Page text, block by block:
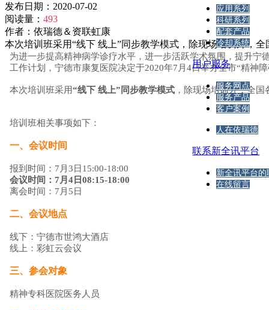
应用系列
科研系列
配套产品
冷却系统
用户服务
服务网点
服务产品
客户案例
人在依瑞德
联系新全讯平台
新全讯平台的
在线留言
发布日期： 2020-07-02
阅读量： 493
作者： 依瑞德＆资联虹康
本次培训班采用“线下 线上”同步教学模式，除现场培训外，
为进一步提高精神病学诊疗水平，进一步活跃学术氛围，提升宁
工作计划，宁德市康复医院决定于2020年7月4日举办全市“精神
本次培训班采用“线下 线上”同步教学模式 ，除现场培训外，全
培训班相关事项如下：
一、会议时间
报到时间： 7月3日15:00-18:00
会议时间：7月4日08:15-18:00
离会时间：7月5日
二、会议地点
线下：宁德市世鸿大酒店
线上：彩虹云会议
三、参会对象
精神专科医院医务人员